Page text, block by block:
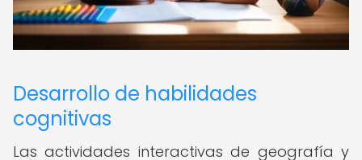
Desarrollo de habilidades
cognitivas
Las actividades interactivas de geografía y